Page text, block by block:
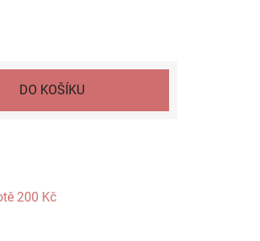
DO KOŠÍKU
200 Kč